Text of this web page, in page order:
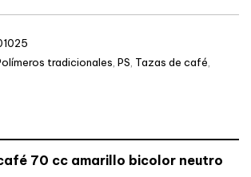
tradicionales PS Tazas de café
70 cc amarillo bicolor neutro